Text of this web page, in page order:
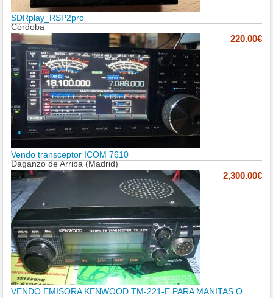
SDRplay_RSP2pro
Córdoba
220.00€
Vendo transceptor ICOM 7610
Daganzo de Arriba (Madrid)
2,300.00€
VENDO EMISORA KENWOOD TM-221-E PARA MANITAS O